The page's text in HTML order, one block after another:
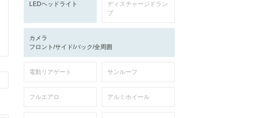
LEDヘッドライト
ディスチャージドラン
プ
カメラ
フロント/サイド/バック/全周囲
電動リアゲート サンルーフ
フルエアロ アルミホイール